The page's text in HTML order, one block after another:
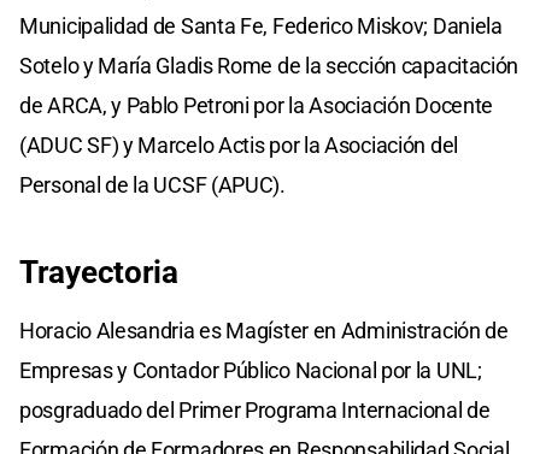
Municipalidad de Santa Fe, Federico Miskov; Daniela
Sotelo y María Gladis Rome de la sección capacitación
de ARCA, y Pablo Petroni por la Asociación Docente
(ADUC SF) y Marcelo Actis por la Asociación del
Personal de la UCSF (APUC).
Trayectoria
Horacio Alesandria es Magíster en Administración de
Empresas y Contador Público Nacional por la UNL;
posgraduado del Primer Programa Internacional de